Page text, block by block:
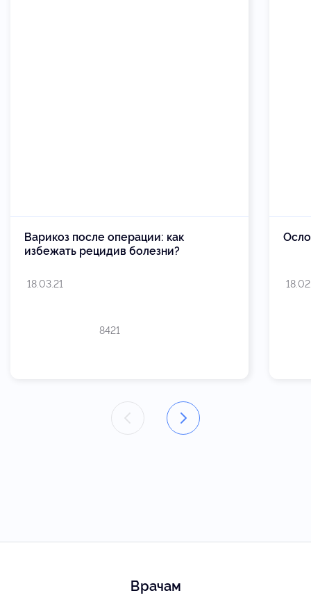
Варикоз после операции: как
избежать рецидив болезни?
18.03.21
8421
Врачам